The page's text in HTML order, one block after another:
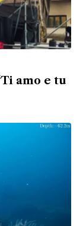
amo e tu